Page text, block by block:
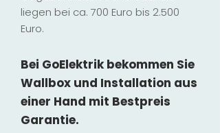
liegen bei ca. 700 Euro bis 2.500
Euro.
Bei GoElektrik bekommen Sie
Wallbox und Installation aus
einer Hand mit Bestpreis
Garantie.